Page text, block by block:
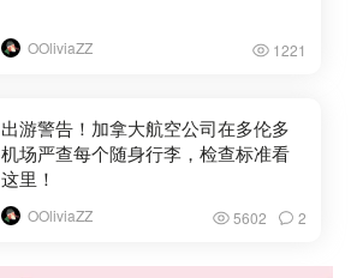
OOliviaZZ 1221
出游警告！加拿大航空公司在多伦多
机场严查每个随身行李，检查标准看
这里！
OOliviaZZ 5602 2